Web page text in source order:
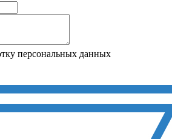
персональных данных